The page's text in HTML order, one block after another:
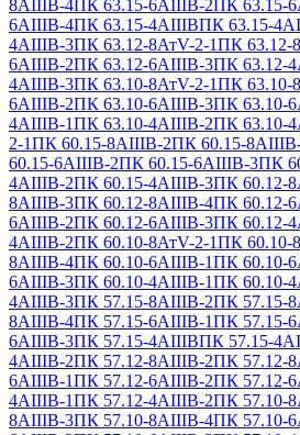
8АIIIВ-4ПК 63.15-6АIIIВ-2ПК 63.15-
6АIIIВ-4ПК 63.15-4АIIIВПК 63.15-
4АIIIВ-3ПК 63.12-8АтV-2-1ПК 63.12-
6АIIIВ-2ПК 63.12-6АIIIВ-3ПК 63.12-
4АIIIВ-3ПК 63.10-8АтV-2-1ПК 63.10-
6АIIIВ-2ПК 63.10-6АIIIВ-3ПК 63.10-
4АIIIВ-1ПК 63.10-4АIIIВ-2ПК 63.10-
2-1ПК 60.15-8АIIIВ-2ПК 60.15-
60.15-6АIIIВ-2ПК 60.15-6АIIIВ-3ПК
4АIIIВ-2ПК 60.15-4АIIIВ-3ПК 60.12-
8АIIIВ-3ПК 60.12-8АIIIВ-4ПК 60.12-
6АIIIВ-2ПК 60.12-6АIIIВ-3ПК 60.12-
4АIIIВ-2ПК 60.10-8АтV-2-1ПК 60.10-
8АIIIВ-4ПК 60.10-6АIIIВ-1ПК 60.10-
6АIIIВ-3ПК 60.10-4АIIIВ-1ПК 60.10-
4АIIIВ-3ПК 57.15-8АIIIВ-2ПК 57.15-
8АIIIВ-4ПК 57.15-6АIIIВ-1ПК 57.15-
6АIIIВ-3ПК 57.15-4АIIIВПК 57.15-
4АIIIВ-2ПК 57.12-8АIIIВ-2ПК 57.12-
6АIIIВ-1ПК 57.12-6АIIIВ-2ПК 57.12-
4АIIIВ-1ПК 57.12-4АIIIВ-2ПК 57.10-
8АIIIВ-3ПК 57.10-8АIIIВ-4ПК 57.10-